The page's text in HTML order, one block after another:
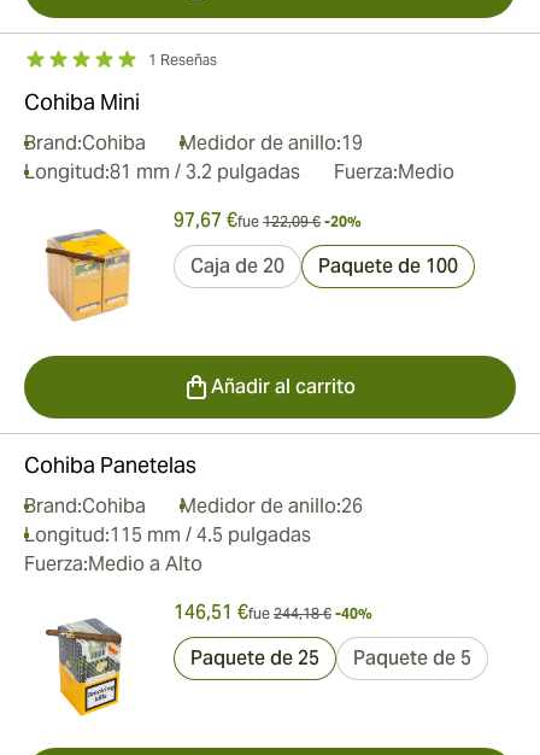
1 Reseñas
Cohiba Mini
Brand:Cohiba Medidor de anillo:19
Longitud:81 mm / 3.2 pulgadas Fuerza:Medio
97,67 €fue 122,09 € -20%
Caja de 20 Paquete de 100
Añadir al carrito
Cohiba Panetelas
Brand:Cohiba Medidor de anillo:26
Longitud:115 mm / 4.5 pulgadas
Fuerza:Medio a Alto
146,51 €fue 244,18 € -40%
Paquete de 25 Paquete de 5